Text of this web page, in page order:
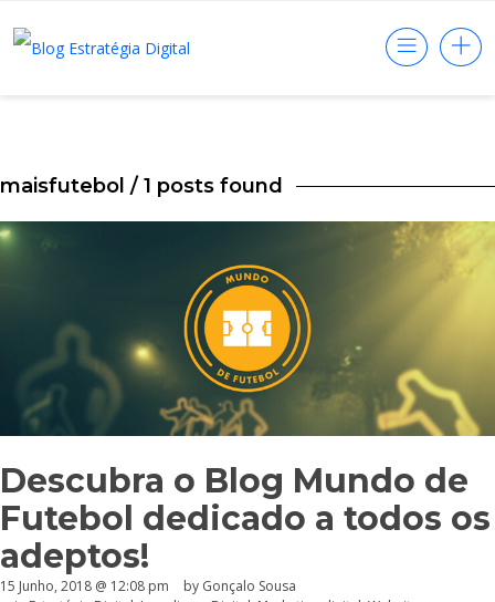
maisfutebol / 1 posts found
Descubra o Blog Mundo de
Futebol dedicado a todos os
adeptos!
15 Junho, 2018 @ 12:08 pm by Gonçalo Sousa